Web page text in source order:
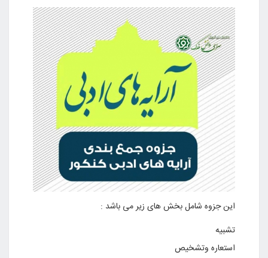
این جزوه شامل بخش های زیر می باشد :
تشبیه
استعاره وتشخیص